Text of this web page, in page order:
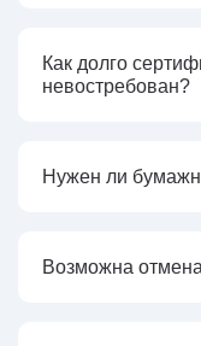
Как долго
невостребован?
Нужен ли
Возможна